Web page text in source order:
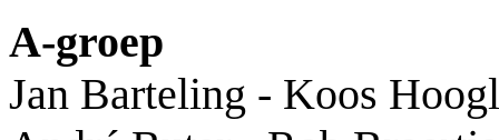
A-groep
Jan Barteling - Koos